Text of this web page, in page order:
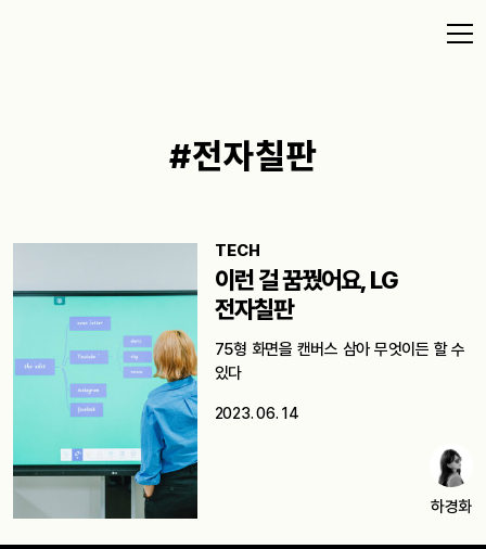
#전자칠판
TECH
이런 걸 꿈꿨어요, LG
전자칠판
75형 화면을 캔버스 삼아 무엇이든 할 수
있다
2023. 06. 14
하경화